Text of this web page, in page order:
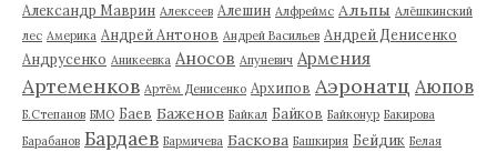
Александр Маврин Алексеев Алешин Алфреймс Альпы Алёшкинский
лес Америка Андрей Антонов Андрей Васильев Андрей Денисенко
Андрусенко Аникеевка Аносов Апуневич Армения
Артеменков Артём Денисенко Архипов Аэронатц Аюпов
Б.Степанов БМО Баев Баженов Байкал Байков Байконур Бакирова
Барабанов Бардаев Бармичева Баскова Башкирия Бейдик Белая